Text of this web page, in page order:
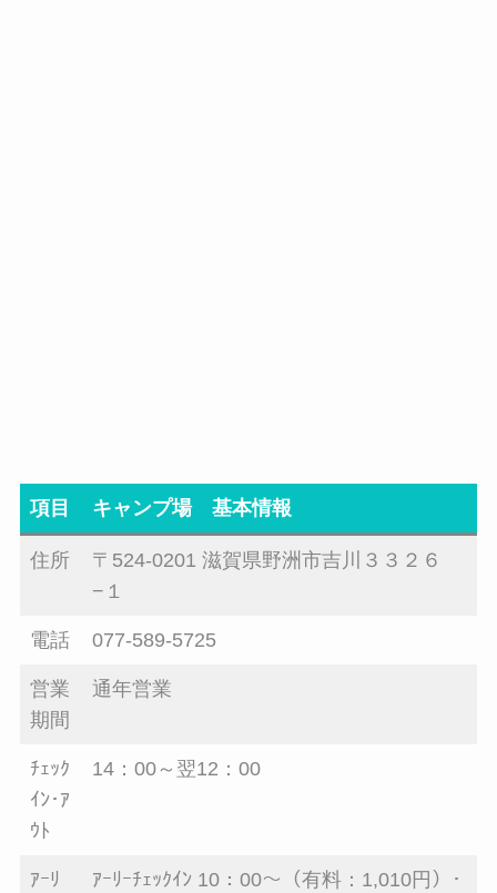
項目 キャンプ場 基本情報
住所
〒524-0201 滋賀県野洲市吉川３３２６
−１
電話 077-589-5725
営業
期間
通年営業
ﾁｪｯｸ
ｲﾝ･ｱ
ｳﾄ
14：00～翌12：00
ｱｰﾘ
ｱｰﾘｰﾁｪｯｸｲﾝ 10：00～（有料：1,010円）･